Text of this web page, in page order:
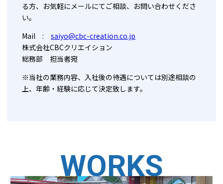
る方、お気軽にメールにてご相談、お問い合わせくださ
い。
Mail : saiyo@cbc-creation.co.jp
株式会社CBCクリエイション
総務部 担当者宛
※当社の業務内容、入社後の待遇については別途相談の
上、年齢・経験に応じて決定致します。
WORKS